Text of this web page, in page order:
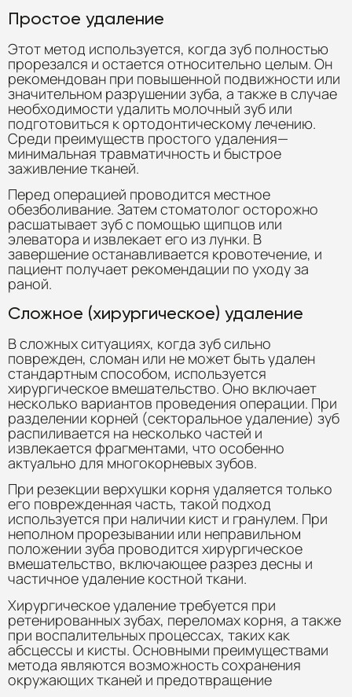
Простое удаление
Этот метод используется, когда зуб полностью
прорезался и остается относительно целым. Он
рекомендован при повышенной подвижности или
значительном разрушении зуба, а также в случае
необходимости удалить молочный зуб или
подготовиться к ортодонтическому лечению.
Среди преимуществ простого удаления—
минимальная травматичность и быстрое
заживление тканей.
Перед операцией проводится местное
обезболивание. Затем стоматолог осторожно
расшатывает зуб с помощью щипцов или
элеватора и извлекает его из лунки. В
завершение останавливается кровотечение, и
пациент получает рекомендации по уходу за
раной.
Сложное (хирургическое) удаление
В сложных ситуациях, когда зуб сильно
поврежден, сломан или не может быть удален
стандартным способом, используется
хирургическое вмешательство. Оно включает
несколько вариантов проведения операции. При
разделении корней (секторальное удаление) зуб
распиливается на несколько частей и
извлекается фрагментами, что особенно
актуально для многокорневых зубов.
При резекции верхушки корня удаляется только
его поврежденная часть, такой подход
используется при наличии кист и гранулем. При
неполном прорезывании или неправильном
положении зуба проводится хирургическое
вмешательство, включающее разрез десны и
частичное удаление костной ткани.
Хирургическое удаление требуется при
ретенированных зубах, переломах корня, а также
при воспалительных процессах, таких как
абсцессы и кисты. Основными преимуществами
метода являются возможность сохранения
окружающих тканей и предотвращение